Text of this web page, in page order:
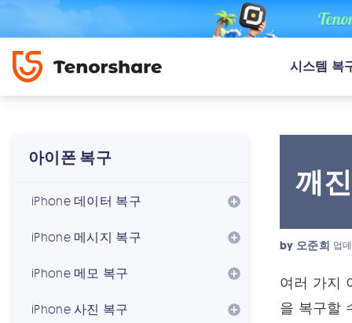
시스템 복
아이폰 복구
iPhone 데이터 복구
iPhone 메시지 복구
iPhone 메모 복구
iPhone 사진 복구
깨
by 오준희 업
여러 가지
을 복구할